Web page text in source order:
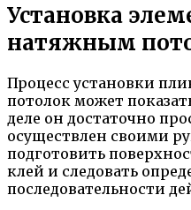
Установка
натяжным
Процесс установки
потолок может
деле он достаточно
осуществлен своими
подготовить
клей и следовать
последовательности